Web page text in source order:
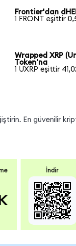
Frontier'dan
1 FRONT eşittir
Wrapped XRP
Token'na
1 UXRP eşittir
En güvenilir
İndir